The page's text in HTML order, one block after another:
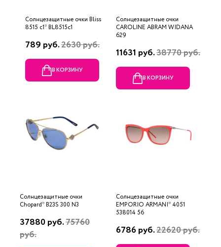
Солнцезащитные очки Bliss
8515 c1* BL8515c1
789 руб.2630 руб.
В КОРЗИНУ
Солнцезащитные очки
CAROLINE ABRAM WIDANA
629
11631 руб.38770 руб.
В КОРЗИНУ
Солнцезащитные очки
Chopard* B23S 300 N3
37880 руб.75760
руб.
Солнцезащитные очки
EMPORIO ARMANI* 4051
538014 56
6786 руб.22620 руб.